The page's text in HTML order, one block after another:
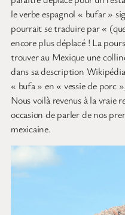
le verbe espagnol « bufar »
pourrait se traduire par «
encore plus déplacé ! La
trouver au Mexique une
dans sa description
« bufa » en « vessie de porc
Nous voilà revenus à la vraie
occasion de parler de nos
mexicaine.